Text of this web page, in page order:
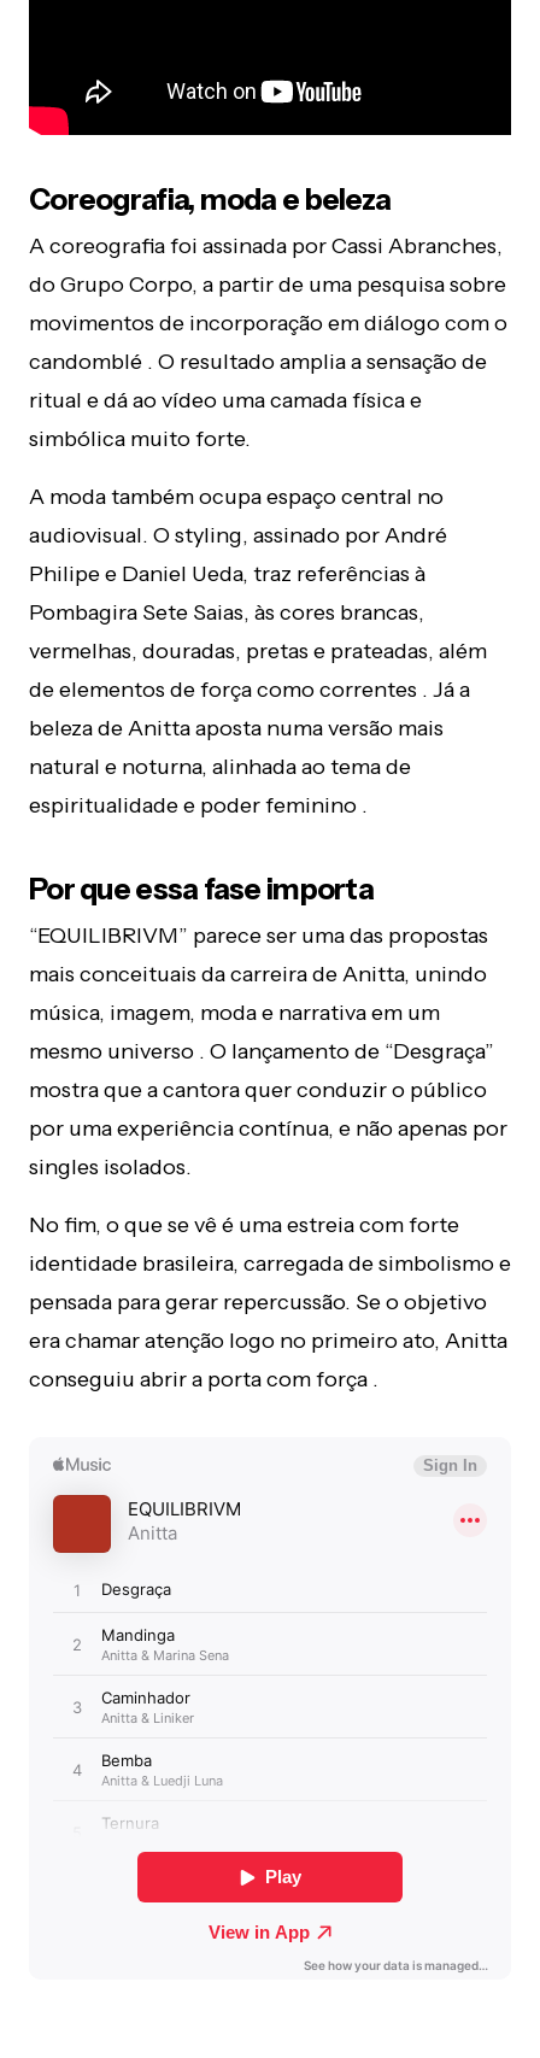
Coreografia, moda e beleza
A coreografia foi assinada por Cassi Abranches,
do Grupo Corpo, a partir de uma pesquisa sobre
movimentos de incorporação em diálogo com o
candomblé . O resultado amplia a sensação de
ritual e dá ao vídeo uma camada física e
simbólica muito forte.
A moda também ocupa espaço central no
audiovisual. O styling, assinado por André
Philipe e Daniel Ueda, traz referências à
Pombagira Sete Saias, às cores brancas,
vermelhas, douradas, pretas e prateadas, além
de elementos de força como correntes . Já a
beleza de Anitta aposta numa versão mais
natural e noturna, alinhada ao tema de
espiritualidade e poder feminino .
Por que essa fase importa
“EQUILIBRIVM” parece ser uma das propostas
mais conceituais da carreira de Anitta, unindo
música, imagem, moda e narrativa em um
mesmo universo . O lançamento de “Desgraça”
mostra que a cantora quer conduzir o público
por uma experiência contínua, e não apenas por
singles isolados.
No fim, o que se vê é uma estreia com forte
identidade brasileira, carregada de simbolismo e
pensada para gerar repercussão. Se o objetivo
era chamar atenção logo no primeiro ato, Anitta
conseguiu abrir a porta com força .